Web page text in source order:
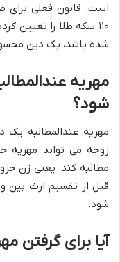
است. قانون فعلی
۱۱۰ سکه طلا را
شده باشد، یک دین
مهریه
شود؟
مهریه عندالمطالبه
زوجه می تواند مهریه
مطالبه کند. یعنی زن
قبل از تقسیم ارث بین
شود.
آیا برای گرفتن